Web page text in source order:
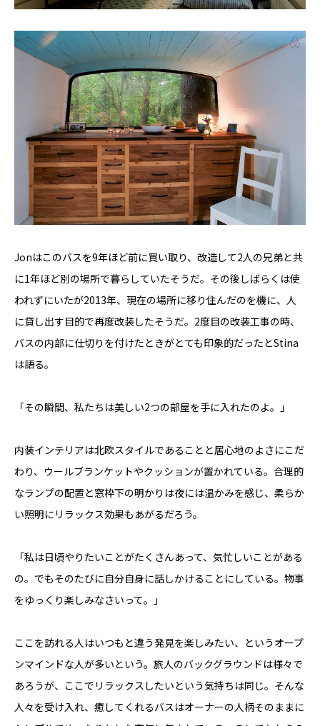
Jonはこのバスを9年ほど前に買い取り、改造して2人の兄弟と共
に1年ほど別の場所で暮らしていたそうだ。その後しばらくは使
われずにいたが2013年、現在の場所に移り住んだのを機に、人
に貸し出す目的で再度改装したそうだ。2度目の改装工事の時、
バスの内部に仕切りを付けたときがとても印象的だったとStina
は語る。
「その瞬間、私たちは美しい2つの部屋を手に入れたのよ。」
内装インテリアは北欧スタイルであることと居心地のよさにこだ
わり、ウールブランケットやクッションが置かれている。合理的
なランプの配置と窓枠下の明かりは夜には温かみを感じ、柔らか
い照明にリラックス効果もあがるだろう。
「私は日頃やりたいことがたくさんあって、気忙しいことがある
の。でもそのたびに自分自身に話しかけることにしている。物事
をゆっくり楽しみなさいって。」
ここを訪れる人はいつもと違う発見を楽しみたい、というオープ
ンマインドな人が多いという。旅人のバックグラウンドは様々で
あろうが、ここでリラックスしたいという気持ちは同じ。そんな
人々を受け入れ、癒してくれるバスはオーナーの人柄そのままに